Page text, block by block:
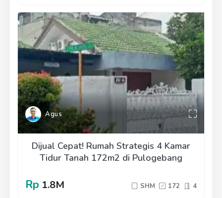
Agus
Dijual Cepat! Rumah Strategis 4 Kamar
Tidur Tanah 172m2 di Pulogebang
Rp 1.8M SHM 172 4